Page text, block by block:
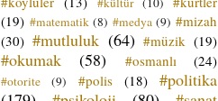
(19) #matematik (8) #medya (9) #mizah
(30) #mutluluk (64) #müzik (19)
#okumak (58) #osmanlı (24)
#otorite (9) #polis (18)
#politika